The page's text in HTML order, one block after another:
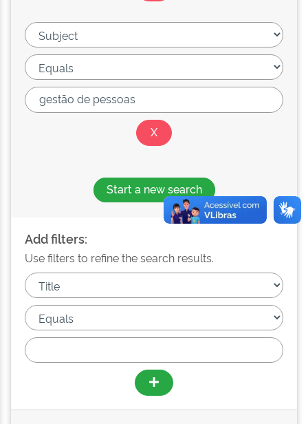
Start a new search
Add filters:
Use filters to refine the search results.